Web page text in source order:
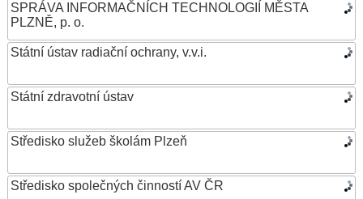
SPRÁVA INFORMAČNÍCH TECHNOLOGIÍ MĚSTA
PLZNĚ, p. o.
Státní ústav radiační ochrany, v.v.i.
Státní zdravotní ústav
Středisko služeb školám Plzeň
Středisko společných činností AV ČR